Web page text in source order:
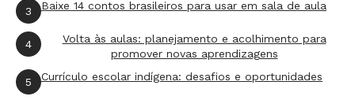
como não sobrecarregar os professores? Uma
saída possível é firmar um compromisso de
corresponsabilidade entre educadores, alunos
e suas famílias ainda na matrícula e discutir as
3 Baixe 14 contos brasileiros para usar em sala de aula
4
Volta às aulas: planejamento e acolhimento para
promover novas aprendizagens
5 Currículo escolar indígena: desafios e oportunidades